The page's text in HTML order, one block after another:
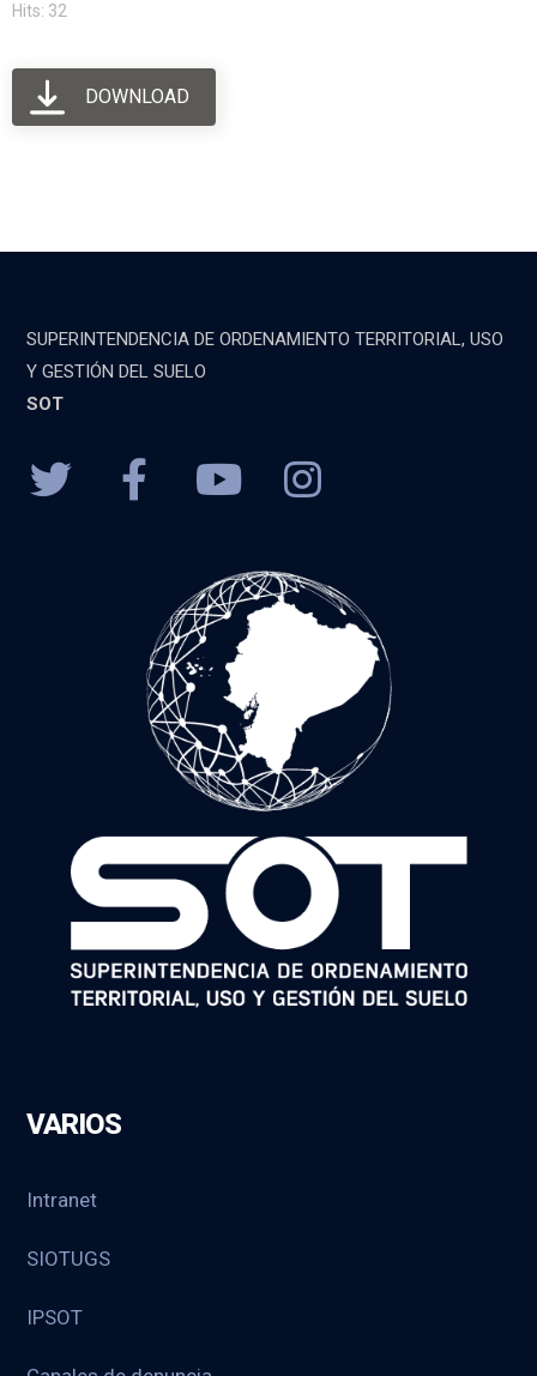
Hits: 32
DOWNLOAD
SUPERINTENDENCIA DE ORDENAMIENTO TERRITORIAL, USO
Y GESTIÓN DEL SUELO
SOT
VARIOS
Intranet
SIOTUGS
IPSOT